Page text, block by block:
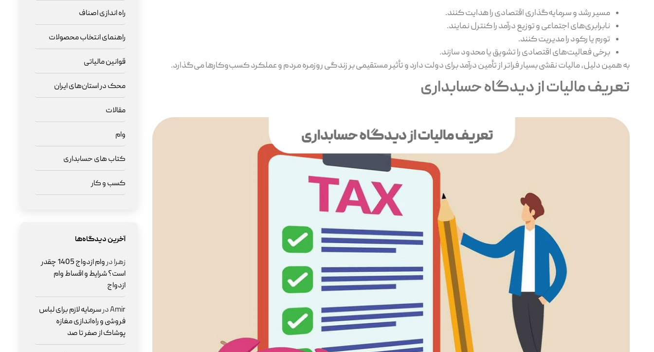
مسیر رشد و سرمایه‌گذاری اقتصادی را هدایت کنند.
نابرابری‌های اجتماعی و توزیع درآمد را کنترل نمایند.
تورم یا رکود را مدیریت کنند.
برخی فعالیت‌های اقتصادی را تشویق یا محدود سازند.
به همین دلیل، مالیات نقشی بسیار فراتر از تأمین درآمد برای دولت دارد و تأثیر مستقیمی بر زندگی روزمره مردم و عملکرد کسب‌وکارها می‌گذارد.
تعریف مالیات از دیدگاه حسابداری
راه اندازی اصناف
راهنمای انتخاب محصولات
قوانین مالیاتی
محک در استان‌های ایران
مقالات
وام
کتاب های حسابداری
کسب و کار
آخرین دیدگاه‌ها
زهرادر
وام ازدواج 1405 چقدر
است؟ شرایط و اقساط وام
ازدواج
Amirدرسرمایه لازم برای لباس
فروشی و راه‌اندازی مغازه
پوشاک از صفر تا صد